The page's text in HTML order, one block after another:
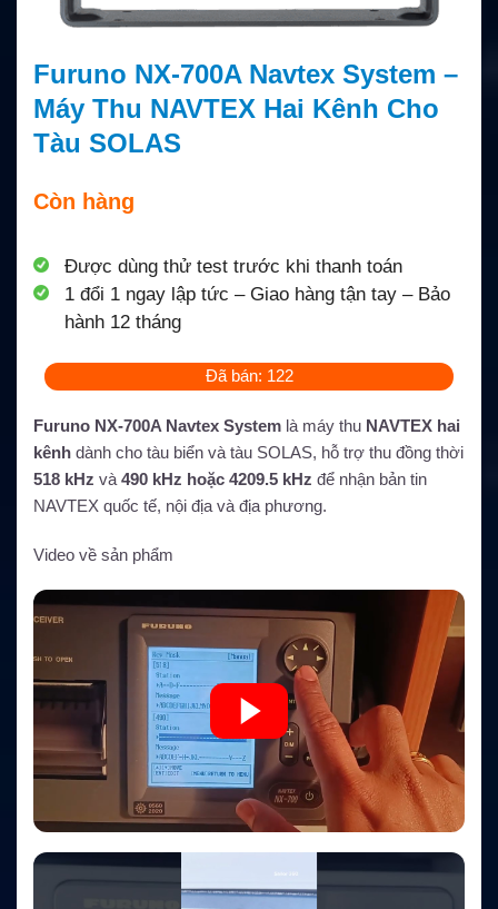
Furuno NX-700A Navtex System –
Máy Thu NAVTEX Hai Kênh Cho
Tàu SOLAS
Còn hàng
Được dùng thử test trước khi thanh toán
1 đổi 1 ngay lập tức – Giao hàng tận tay – Bảo
hành 12 tháng
Đã bán: 122
Furuno NX-700A Navtex System là máy thu NAVTEX hai
kênh dành cho tàu biển và tàu SOLAS, hỗ trợ thu đồng thời
518 kHz và 490 kHz hoặc 4209.5 kHz để nhận bản tin
NAVTEX quốc tế, nội địa và địa phương.
Video về sản phẩm